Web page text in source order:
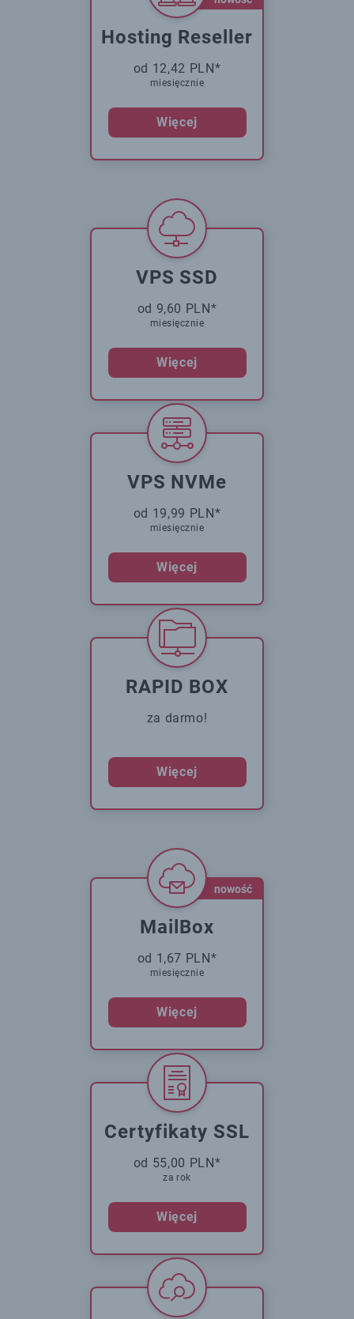
Hosting Reseller
od 12,42 PLN*
miesięcznie
Więcej
VPS SSD
od 9,60 PLN*
miesięcznie
Więcej
VPS NVMe
od 19,99 PLN*
miesięcznie
Więcej
RAPID BOX
za darmo!
Więcej
nowość
MailBox
od 1,67 PLN*
miesięcznie
Więcej
Certyfikaty SSL
od 55,00 PLN*
za rok
Więcej